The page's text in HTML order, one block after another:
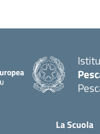
La Scuola